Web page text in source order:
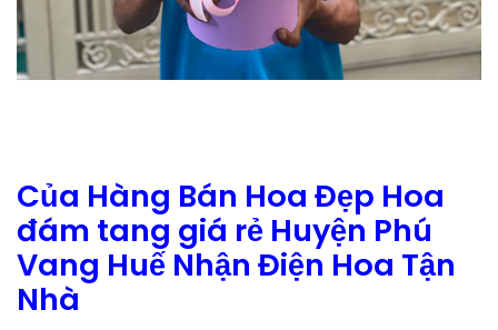
Của Hàng Bán Hoa Đẹp Hoa
đám tang giá rẻ Huyện Phú
Vang Huế Nhận Điện Hoa Tận
Nhà